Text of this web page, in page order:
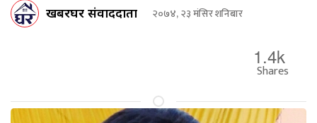
खबरघर संवाददाता २०७४, २३ मंसिर शनिबार
1.4k
Shares